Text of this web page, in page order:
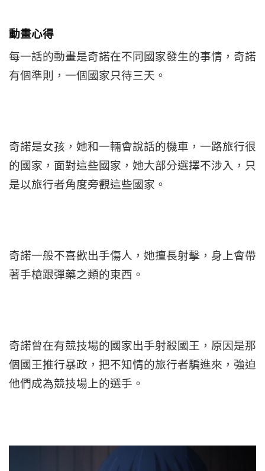
動畫心得
每一話的動畫是奇諾在不同國家發生的事情，奇諾
有個準則，一個國家只待三天。
奇諾是女孩，她和一輛會說話的機車，一路旅行很
的國家，面對這些國家，她大部分選擇不涉入，只
是以旅行者角度旁觀這些國家。
奇諾一般不喜歡出手傷人，她擅長射擊，身上會帶
著手槍跟彈藥之類的東西。
奇諾曾在有競技場的國家出手射殺國王，原因是那
個國王推行暴政，把不知情的旅行者騙進來，強迫
他們成為競技場上的選手。